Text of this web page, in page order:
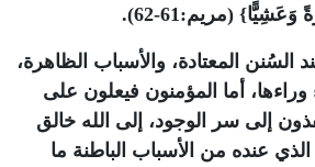
(مريم:61-62).
السُنن المعتادة، والأسباب الظاهرة،
أما المؤمنون فيعلون على
إلى سر الوجود، إلى الله خالق
عنده من الأسباب الباطنة ما